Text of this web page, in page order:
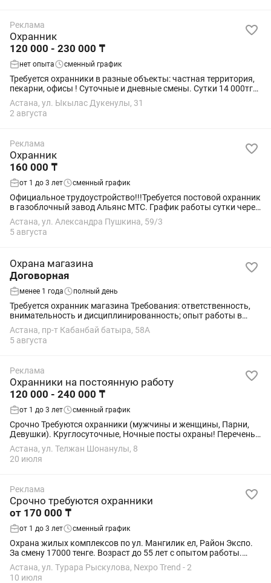
Реклама
Охранник
120 000 - 230 000 ₸
нет опыта сменный график
Требуется охранники в разные объекты: частная территория,
пекарни, офисы ! Суточные и дневные смены. Сутки 14 000тг
Дневные 8 000 -9 000тг Сменный график работы! Не пишите
звоните !!!
Астана, ул. Ыкылас Дукенулы, 31
2 августа
Реклама
Охранник
160 000 ₸
от 1 до 3 лет сменный график
Официальное трудоустройство!!!Требуется постовой охранник
в газоблочный завод Альянс МТС. График работы сутки через
двое, есть подработки. Официальное трудоустройство
отпускные больничные...
Астана, ул. Александра Пушкина, 59/3
5 августа
Охрана магазина
Договорная
менее 1 года полный день
Требуется охранник магазина Требования: ответственность,
внимательность и дисциплинированность; опыт работы в
охране приветствуется, но не обязателен; умение быстро
реагировать в нестандартных...
Астана, пр-т Кабанбай батыра, 58А
5 августа
Реклама
Охранники на постоянную работу
120 000 - 240 000 ₸
от 1 до 3 лет сменный график
Срочно Требуются охранники (мужчины и женщины, Парни,
Девушки). Круглосуточные, Ночные посты охраны! Перечень
Охраняемых объектов: Колледж: (24) часа 9 500тг смена.
(мужчины) Медицинский Центр от...
Астана, ул. Телжан Шонанулы, 8
20 июля
Реклама
Срочно требуются охранники
от 170 000 ₸
от 1 до 3 лет сменный график
Охрана жилых комплексов по ул. Мангилик ел, Район Экспо.
За смену 17000 тенге. Возраст до 55 лет с опытом работы.
Форма классическая костюм. Все вопросы по указанному
телефону.
Астана, ул. Турара Рыскулова, Nexpo Trend - 2
10 июля